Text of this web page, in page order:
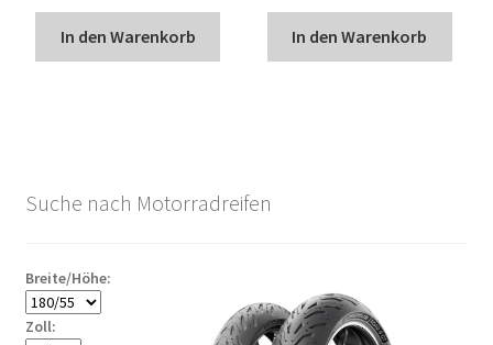
In den Warenkorb In den Warenkorb
Suche nach Motorradreifen
Breite/Höhe:
Zoll: